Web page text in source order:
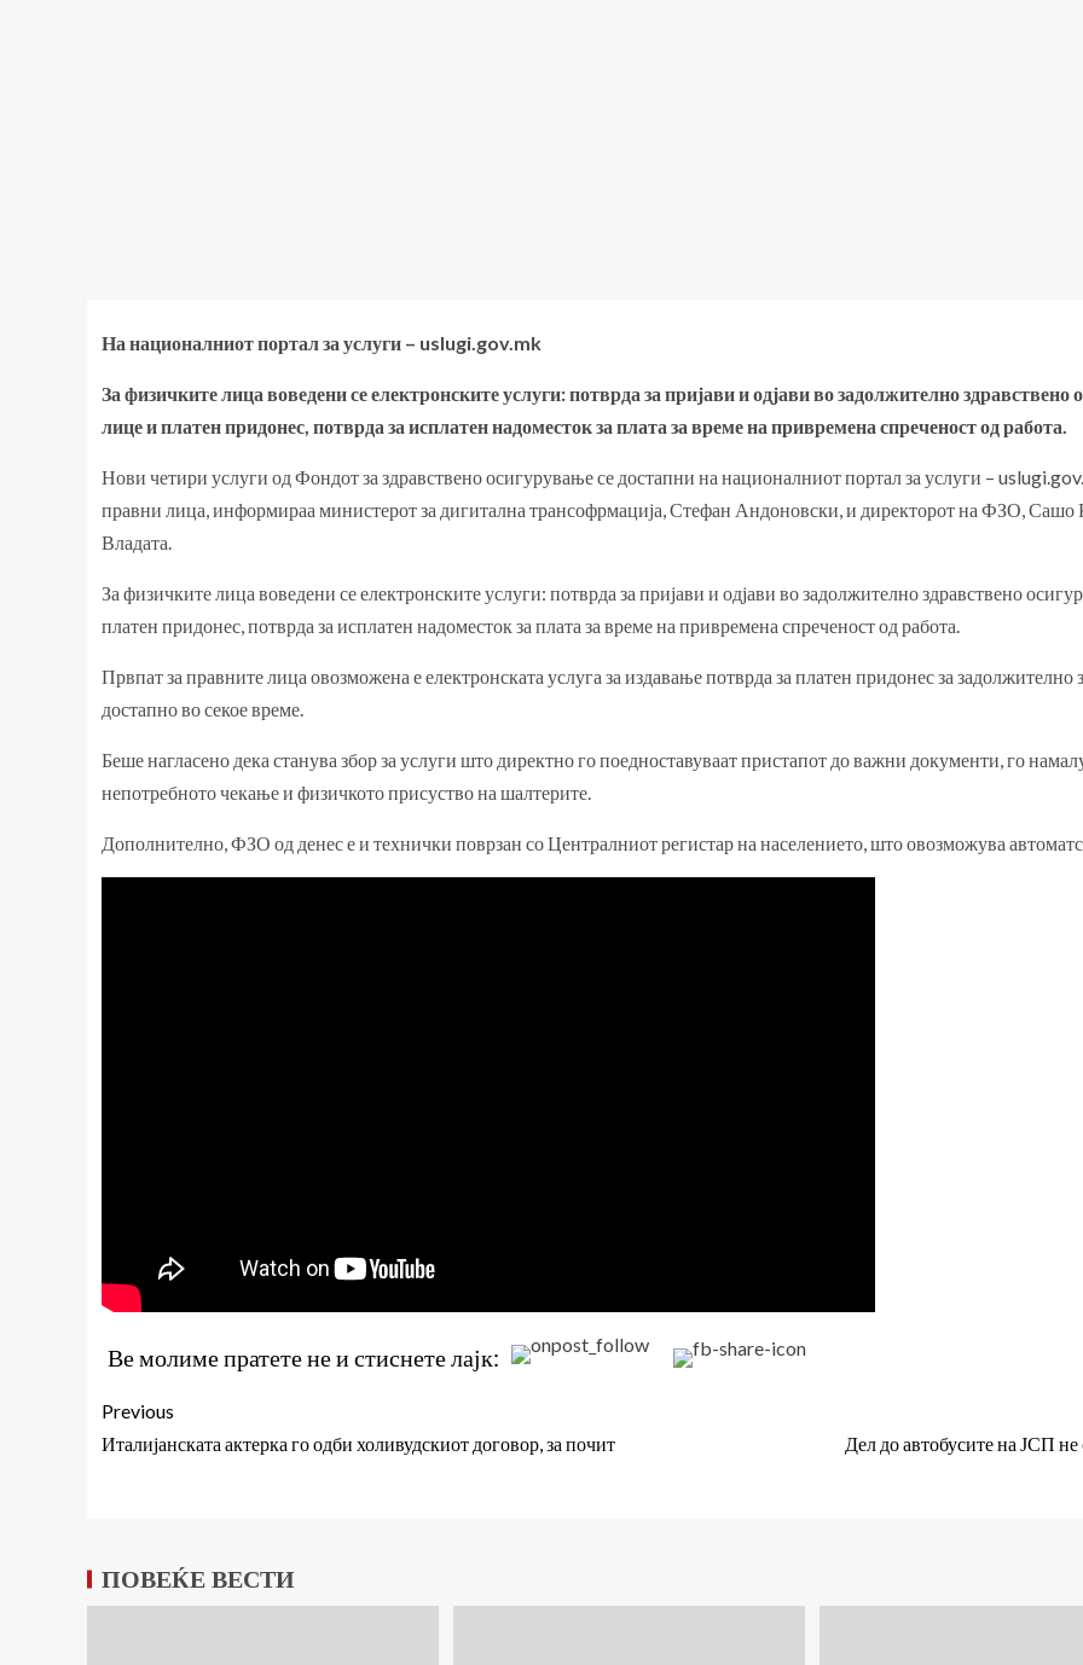
На националниот портал за услуги – uslugi.gov.mk
За физичките лица воведени се електронските услуги: потврда за пријави и одјави во задолжително
лице и платен придонес, потврда за исплатен надоместок за плата за време на привремена спреченост од работа.
Нови четири услуги од Фондот за здравствено осигурување се достапни на националниот портал за услуги –
правни лица, информираа министерот за дигитална трансофрмација, Стефан Андоновски, и директорот на ФЗО, Сашо
Владата.
За физичките лица воведени се електронските услуги: потврда за пријави и одјави во задолжително здравствено
платен придонес, потврда за исплатен надоместок за плата за време на привремена спреченост од работа.
Првпат за правните лица овозможена е електронската услуга за издавање потврда за платен придонес за
достапно во секое време.
Беше нагласено дека станува збор за услуги што директно го поедноставуваат пристапот до важни документи, го
непотребното чекање и физичкото присуство на шалтерите.
Дополнително, ФЗО од денес е и технички поврзан со Централниот регистар на населението, што овозможува
Ве молиме пратете не и стиснете лајк:
Previous
Италијанската актерка го одби холивудскиот договор, за почит
Дел до автобусите на ЈСП
ПОВЕЌЕ ВЕСТИ